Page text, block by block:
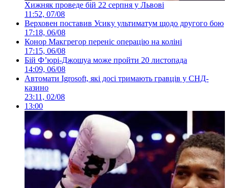
Хижняк проведе бій 22 серпня у Львові
11:52, 07/08
Верховен поставив Усику ультиматум щодо другого бою
17:18, 06/08
Конор Макгрегор переніс операцію на коліні
17:15, 06/08
Бій Ф’юрі-Джошуа може пройти 20 листопада
14:09, 06/08
Автомати Igrosoft, які досі тримають гравців у СНД-
казино
23:11, 02/08
13:00